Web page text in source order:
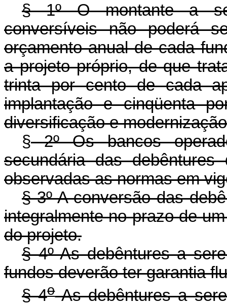
§ 1º O montante a
conversíveis não poderá
orçamento anual de cada
a projeto próprio, de que
trinta por cento de cada
implantação e cinqüenta
diversificação e
§2º Os bancos
secundária das
observadas as normas em
§ 3º A conversão das
integralmente no prazo de
do projeto.
§ 4º As debêntures a
fundos deverão ter garantia
§ 4oAs debêntures a